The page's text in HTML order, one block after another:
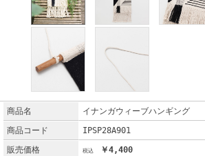
商品名
イナンガウィーブハンギング
商品コード
IPSP28A901
販売価格
￥4,400